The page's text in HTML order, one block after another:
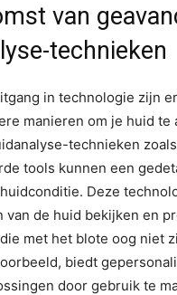
van
technieken
in technologie zijn
manieren om je huid te
technieken
tools kunnen een
Deze
van de huid bekijken en
met het blote oog niet
biedt
door gebruik te